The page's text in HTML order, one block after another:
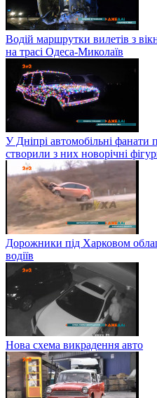
Водій маршрутки вилетів з
на трасі Одеса-Миколаїв
У Дніпрі автомобільні фанати
створили з них новорічні
Дорожники під Харковом
водіїв
Нова схема викрадення авто